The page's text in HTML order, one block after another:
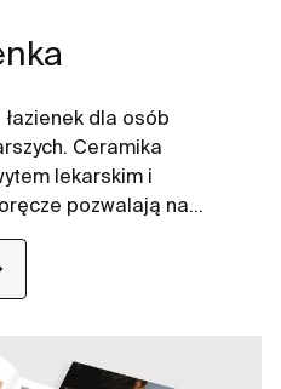
dla osób
Ceramika
lekarskim i
pozwalają na
na długie lata.